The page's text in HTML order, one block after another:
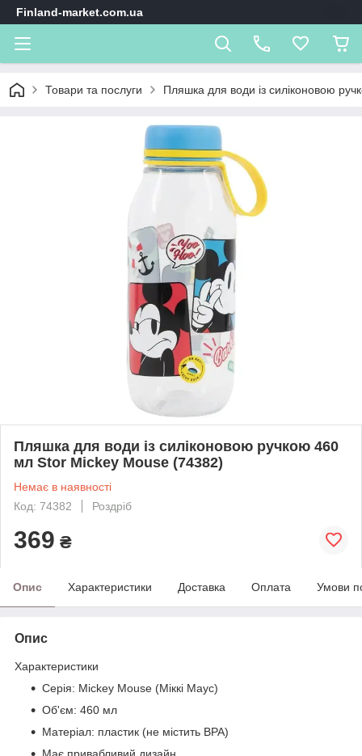
Finland-market.com.ua
Товари та послуги Пляшка для води із силіконовою
Пляшка для води із силіконовою ручкою 460
мл Stor Mickey Mouse (74382)
Немає в наявності
Код: 74382
Роздріб
369 ₴
Опис Характеристики Доставка Оплата Умови
Опис
Характеристики
Серія: Mickey Mouse (Міккі Маус)
Об'єм: 460 мл
Матеріал: пластик (не містить BPA)
Має привабливий дизайн